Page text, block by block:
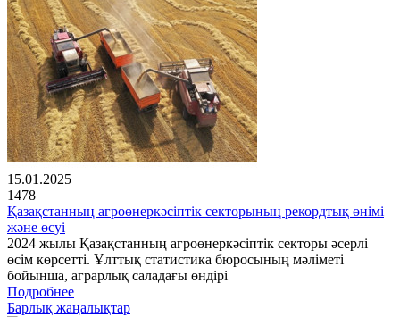
15.01.2025
1478
Қазақстанның агроөнеркәсіптік секторының рекордтық өнімі
және өсуі
2024 жылы Қазақстанның агроөнеркәсіптік секторы әсерлі
өсім көрсетті. Ұлттық статистика бюросының мәліметі
бойынша, аграрлық саладағы өндірі
Подробнее
Барлық жаңалықтар